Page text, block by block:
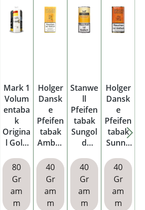
Bewertung von 5 von 5 Sternen
Mark 1
Volum
entaba
k
Origina
l Gold
Dose
80
Gr
am
m
Holger
Dansk
e
Pfeifen
tabak
Amber
Pouch
40
Gr
am
m
Stanwe
ll
Pfeifen
tabak
Sungol
d
40
Gr
am
m
Holger
Dansk
e
Pfeifen
tabak
Sunny
Pouch
40
Gr
am
m